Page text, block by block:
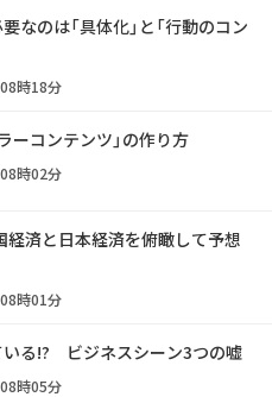
なのは「具体化」と「行動のコン
時18分
ーコンテンツ」の作り方
時02分
経済と日本経済を俯瞰して予想
時01分
いる!? ビジネスシーン3つの嘘
時05分